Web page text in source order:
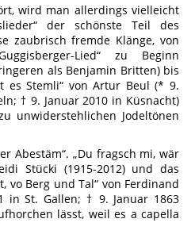
wird man allerdings vielleicht
der schönste Teil des
zaubrisch fremde Klänge, von
Lied“ zu Beginn
als Benjamin Britten) bis
es Stemli“ von Artur Beul (* 9.
† 9. Januar 2010 in Küsnacht)
unwiderstehlichen Jodeltönen
Abestäm“. „Du fragsch mi, wär
Stücki (1915-2012) und das
vo Berg und Tal“ von Ferdinand
in St. Gallen; † 9. Januar 1863
lässt, weil es a capella